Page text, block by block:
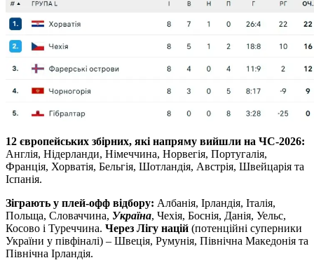
12 європейських збірних, які напряму вийшли на ЧС-2026:
Англія, Нідерланди, Німеччина, Норвегія, Португалія,
Франція, Хорватія, Бельгія, Шотландія, Австрія, Швейцарія та
Іспанія.
Зіграють у плей-офф відбору: Албанія, Ірландія, Італія,
Польща, Словаччина, Україна, Чехія, Боснія, Данія, Уельс,
Косово і Туреччина. Через Лігу націй (потенційні суперники
України у півфіналі) – Швеція, Румунія, Північна Македонія та
Північна Ірландія.